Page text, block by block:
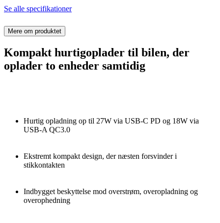
Se alle specifikationer
Mere om produktet
Kompakt hurtigoplader til bilen, der
oplader to enheder samtidig
Hurtig opladning op til 27W via USB-C PD og 18W via
USB-A QC3.0
Ekstremt kompakt design, der næsten forsvinder i
stikkontakten
Indbygget beskyttelse mod overstrøm, overopladning og
overophedning